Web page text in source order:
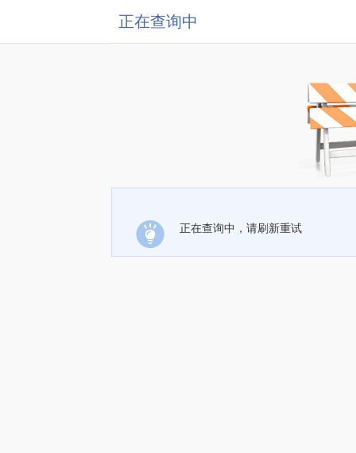
正在查询中
正在查询中，请刷新重试